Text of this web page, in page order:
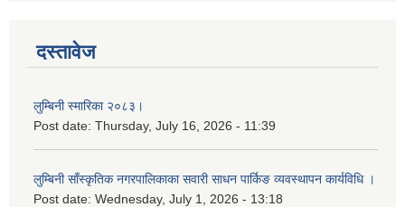
दस्तावेज
लुम्बिनी स्मारिका २०८३।
Post date: Thursday, July 16, 2026 - 11:39
लुम्बिनी साँस्कृतिक नगरपालिकाका सवारी साधन पार्किङ व्यवस्थापन कार्यविधि ।
Post date: Wednesday, July 1, 2026 - 13:18